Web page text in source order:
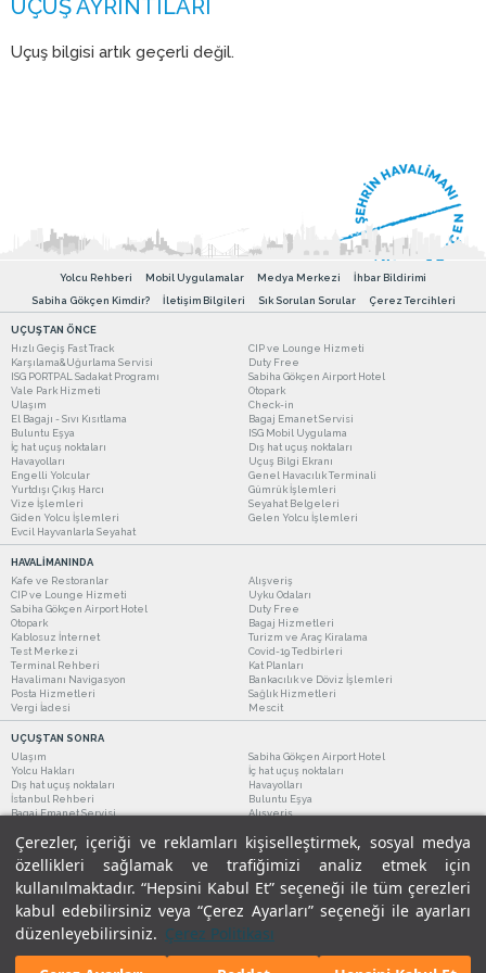
Çerezler, içeriği ve reklamları kişiselleştirmek, sosyal medya
özellikleri sağlamak ve trafiğimizi analiz etmek için
kullanılmaktadır. “Hepsini Kabul Et” seçeneği ile tüm çerezleri
kabul edebilirsiniz veya “Çerez Ayarları” seçeneği ile ayarları
düzenleyebilirsiniz. Çerez Politikası
Uçuş bilgisi artık geçerli değil.
Yolcu Rehberi Mobil Uygulamalar Medya Merkezi
İhbar Bildirimi
Sabiha Gökçen Kimdir?
İletişim Bilgileri Sık Sorulan Sorular Çerez Tercihleri
UÇUŞTAN ÖNCE
Hızlı Geçiş Fast Track
CIP ve Lounge Hizmeti
Karşılama&Uğurlama Servisi
Duty Free
ISG PORTPAL Sadakat Programı
Sabiha Gökçen Airport Hotel
Vale Park Hizmeti
Otopark
Ulaşım
Check-in
El Bagajı - Sıvı Kısıtlama
Bagaj Emanet Servisi
Buluntu Eşya
ISG Mobil Uygulama
İç hat uçuş noktaları
Dış hat uçuş noktaları
Havayolları
Uçuş Bilgi Ekranı
Engelli Yolcular
Genel Havacılık Terminali
Yurtdışı Çıkış Harcı
Gümrük İşlemleri
Vize İşlemleri
Seyahat Belgeleri
Giden Yolcu İşlemleri
Gelen Yolcu İşlemleri
Evcil Hayvanlarla Seyahat
HAVALİMANINDA
Kafe ve Restoranlar
Alışveriş
CIP ve Lounge Hizmeti
Uyku Odaları
Sabiha Gökçen Airport Hotel
Duty Free
Otopark
Bagaj Hizmetleri
Kablosuz İnternet
Turizm ve Araç Kiralama
Test Merkezi
Covid-19 Tedbirleri
Terminal Rehberi
Kat Planları
Havalimanı Navigasyon
Bankacılık ve Döviz İşlemleri
Posta Hizmetleri
Sağlık Hizmetleri
Vergi İadesi
Mescit
UÇUŞTAN SONRA
Ulaşım
Sabiha Gökçen Airport Hotel
Yolcu Hakları
İç hat uçuş noktaları
Dış hat uçuş noktaları
Havayolları
İstanbul Rehberi
Buluntu Eşya
Bagaj Emanet Servisi
Alışveriş